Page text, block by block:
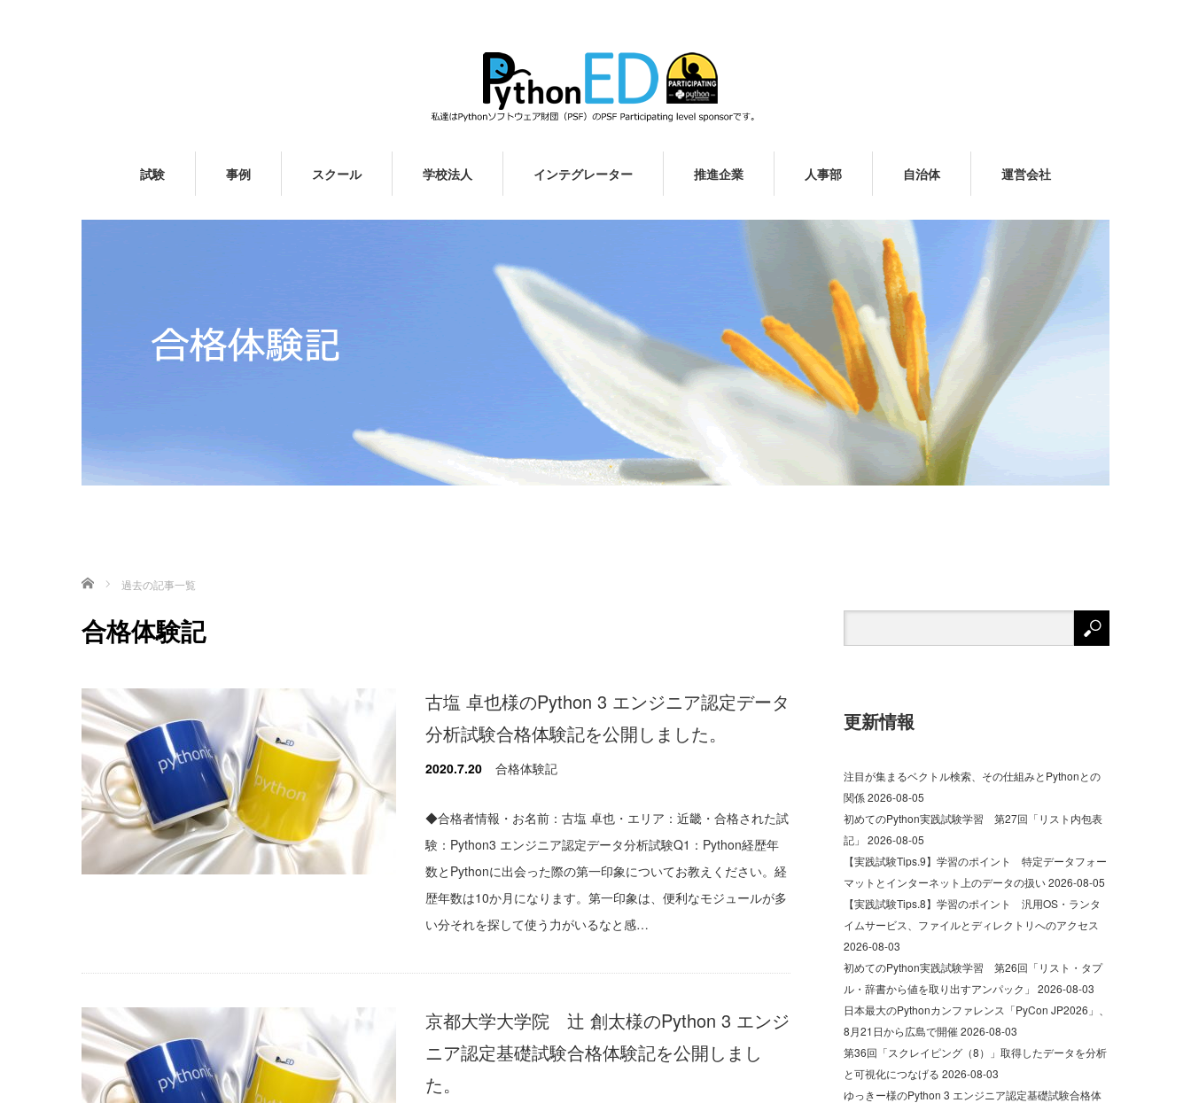
試験 事例 スクール 学校法人 インテグレーター 推進企業 人事部 自治体 運営会社
ホーム 過去の記事一覧
合格体験記
古塩 卓也様のPython 3 エンジニア認定データ
分析試験合格体験記を公開しました。
2020.7.20 合格体験記
◆合格者情報・お名前：古塩 卓也・エリア：近畿・合格された試
験：Python3 エンジニア認定データ分析試験Q1：Python経歴年
数とPythonに出会った際の第一印象についてお教えください。経
歴年数は10か月になります。第一印象は、便利なモジュールが多
い分それを探して使う力がいるなと感…
京都大学大学院 辻 創太様のPython 3 エンジ
ニア認定基礎試験合格体験記を公開しまし
た。
更新情報
注目が集まるベクトル検索、その仕組みとPythonとの
関係2026-08-05
初めてのPython実践試験学習 第27回「リスト内包表
記」 2026-08-05
【実践試験Tips.9】学習のポイント 特定データフォー
マットとインターネット上のデータの扱い2026-08-05
【実践試験Tips.8】学習のポイント 汎用OS・ランタ
イムサービス、ファイルとディレクトリへのアクセス
2026-08-03
初めてのPython実践試験学習 第26回「リスト・タプ
ル・辞書から値を取り出すアンパック」 2026-08-03
日本最大のPythonカンファレンス「PyCon JP2026」、
8月21日から広島で開催2026-08-03
第36回「スクレイピング（8）」取得したデータを分析
と可視化につなげる 2026-08-03
ゆっきー様のPython 3 エンジニア認定基礎試験合格体